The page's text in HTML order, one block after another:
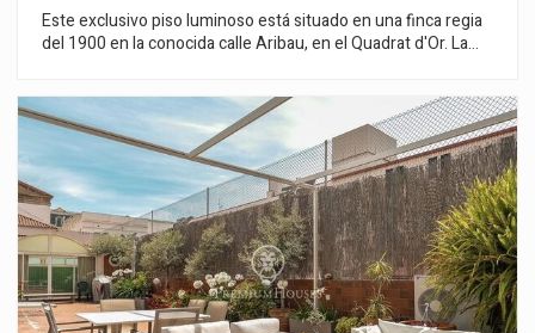
Este exclusivo piso luminoso está situado en una finca regia
del 1900 en la conocida calle Aribau, en el Quadrat d'Or. La
de barrio con excelente conexión al transporte público.
Dispone de 3 baños y 3 habitaciones dobles (1 master suite, 1
suite y 1 doble). Ambas suites tienen salida directa a la
terraza. Cuenta con una cocina abierta al salón totalmente
equipada con electrodomésticos de alta gama. Este piso
destaca por sus altos acabados en la reforma conservando la
arquitectura típica del Eixample: techos altos de 3,37m, volta
catalana, pasillos anchos, grandes ventanales de doble cristal,
suelos hidráulicos y de Nolla. Las fotografías son orientativas,
ya que el piso actualmente se está reformando.